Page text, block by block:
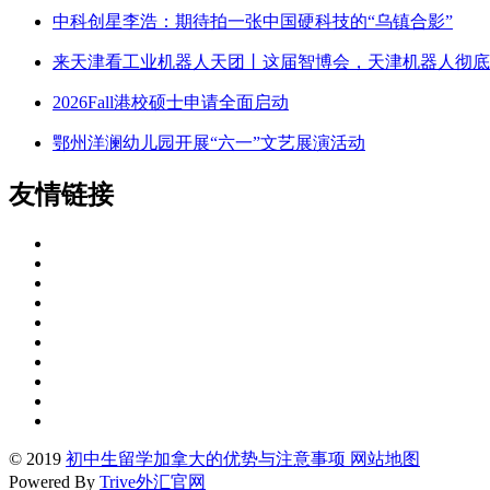
中科创星李浩：期待拍一张中国硬科技的“乌镇合影”
来天津看工业机器人天团丨这届智博会，天津机器人彻
2026Fall港校硕士申请全面启动
鄂州洋澜幼儿园开展“六一”文艺展演活动
友情链接
© 2019 初中生留学加拿大的优势与注意事项 网站地图
Powered By Trive外汇官网